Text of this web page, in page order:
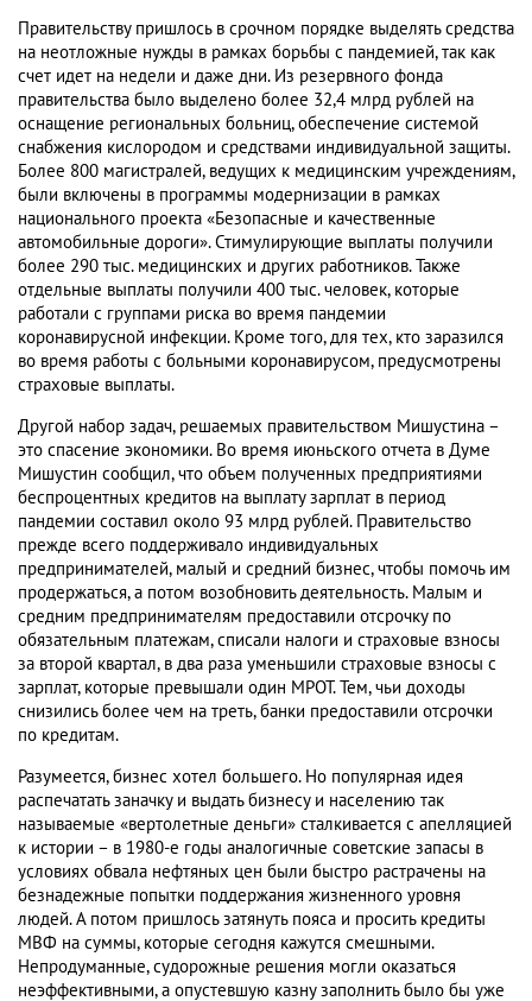
Правительству пришлось в срочном порядке выделять средства
на неотложные нужды в рамках борьбы с пандемией, так как
счет идет на недели и даже дни. Из резервного фонда
правительства было выделено более 32,4 млрд рублей на
оснащение региональных больниц, обеспечение системой
снабжения кислородом и средствами индивидуальной защиты.
Более 800 магистралей, ведущих к медицинским учреждениям,
были включены в программы модернизации в рамках
национального проекта «Безопасные и качественные
автомобильные дороги». Стимулирующие выплаты получили
более 290 тыс. медицинских и других работников. Также
отдельные выплаты получили 400 тыс. человек, которые
работали с группами риска во время пандемии
коронавирусной инфекции. Кроме того, для тех, кто заразился
во время работы с больными коронавирусом, предусмотрены
страховые выплаты.
Другой набор задач, решаемых правительством Мишустина –
это спасение экономики. Во время июньского отчета в Думе
Мишустин сообщил, что объем полученных предприятиями
беспроцентных кредитов на выплату зарплат в период
пандемии составил около 93 млрд рублей. Правительство
прежде всего поддерживало индивидуальных
предпринимателей, малый и средний бизнес, чтобы помочь им
продержаться, а потом возобновить деятельность. Малым и
средним предпринимателям предоставили отсрочку по
обязательным платежам, списали налоги и страховые взносы
за второй квартал, в два раза уменьшили страховые взносы с
зарплат, которые превышали один МРОТ. Тем, чьи доходы
снизились более чем на треть, банки предоставили отсрочки
по кредитам.
Разумеется, бизнес хотел большего. Но популярная идея
распечатать заначку и выдать бизнесу и населению так
называемые «вертолетные деньги» сталкивается с апелляцией
к истории – в 1980-е годы аналогичные советские запасы в
условиях обвала нефтяных цен были быстро растрачены на
безнадежные попытки поддержания жизненного уровня
людей. А потом пришлось затянуть пояса и просить кредиты
МВФ на суммы, которые сегодня кажутся смешными.
Непродуманные, судорожные решения могли оказаться
неэффективными, а опустевшую казну заполнить было бы уже